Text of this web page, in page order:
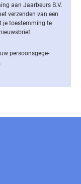
aan Jaarbeurs B.V.
verzenden van een
je toestemming te
per­soons­ge­ge­